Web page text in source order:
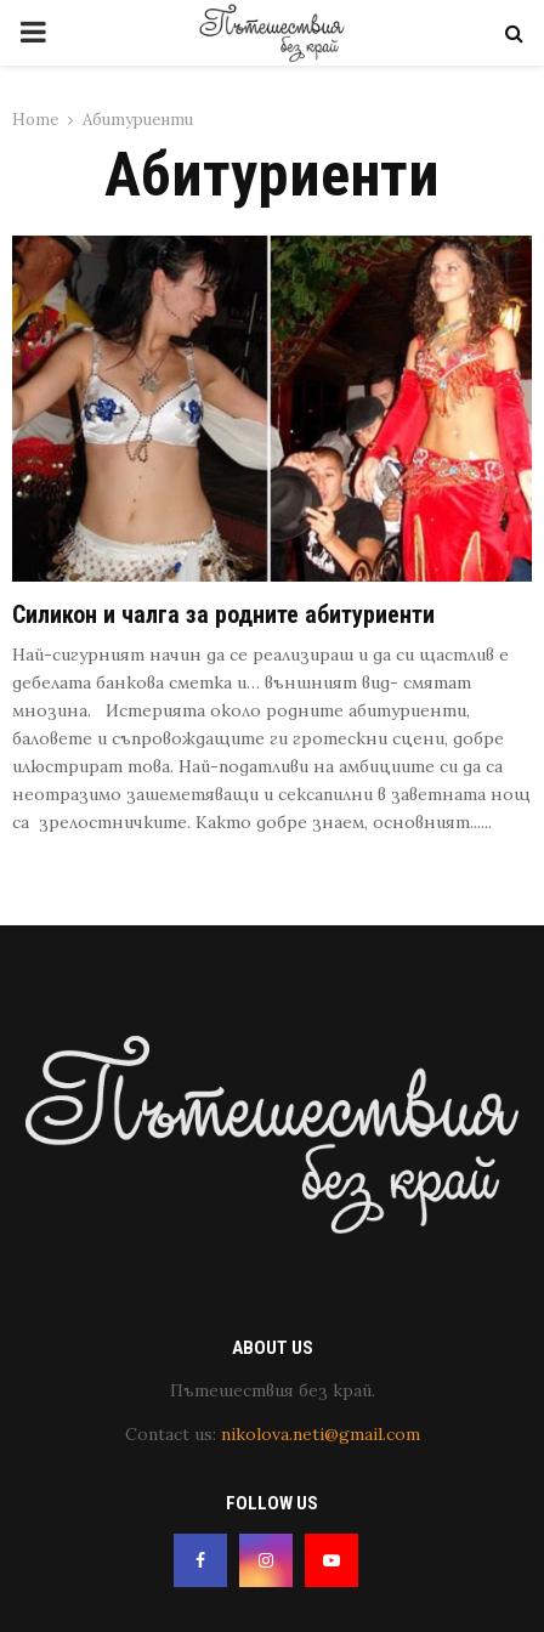
PRIMARY
Home Абитуриенти
Абитуриенти
Силикон и чалга за родните абитуриенти
Най-сигурният начин да се реализираш и да си щастлив е
дебелата банкова сметка и… външният вид- смятат
мнозина. Истерията около родните абитуриенти,
баловете и съпровождащите ги гротескни сцени, добре
илюстрират това. Най-податливи на амбициите си да са
неотразимо зашеметяващи и сексапилни в заветната нощ
са зрелостничките. Както добре знаем, основният......
ABOUT US
Пътешествия без край.
Contact us: nikolova.neti@gmail.com
FOLLOW US